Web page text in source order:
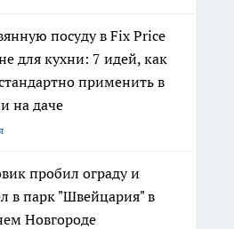
посуду в Fix Price
для кухни: 7 идей, как
применить в
на даче
пробил ограду и
в парк "Швейцария" в
Новгороде